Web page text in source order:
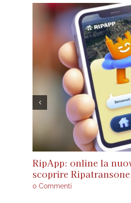
RipApp: online la
scoprire
0 Commenti